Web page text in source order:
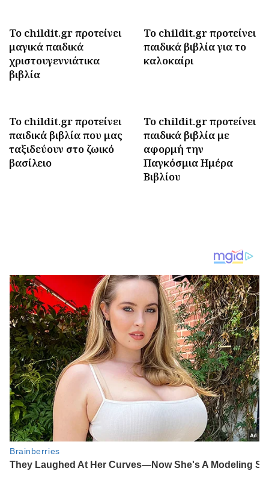
Το childit.gr προτείνει
μαγικά παιδικά
χριστουγεννιάτικα
βιβλία
Το childit.gr προτείνει
παιδικά βιβλία για το
καλοκαίρι
To childit.gr προτείνει
παιδικά βιβλία που μας
ταξιδεύουν στο ζωικό
βασίλειο
To childit.gr προτείνει
παιδικά βιβλία με
αφορμή την
Παγκόσμια Ημέρα
Βιβλίου